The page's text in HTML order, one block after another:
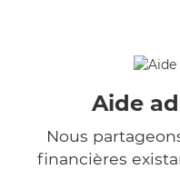
Aide
Nous
financières